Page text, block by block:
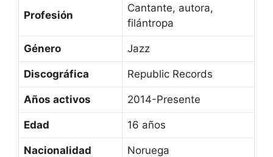
Profesión
Cantante, autora,
filántropa
Género Jazz
Discográfica Republic Records
Años activos 2014-Presente
Edad 16 años
Nacionalidad Noruega